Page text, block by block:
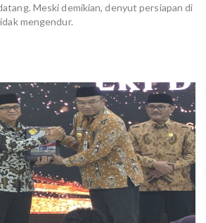
Meski demikian, denyut persiapan di
mengendur.